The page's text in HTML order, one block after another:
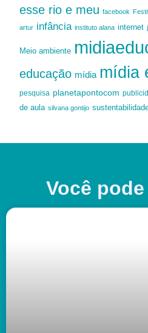
esse rio e meu facebook
artur infância instituto alana internet
Meio ambiente
educação mídia mídia
pesquisa planetapontocom
de aula silvana gontijo
Você